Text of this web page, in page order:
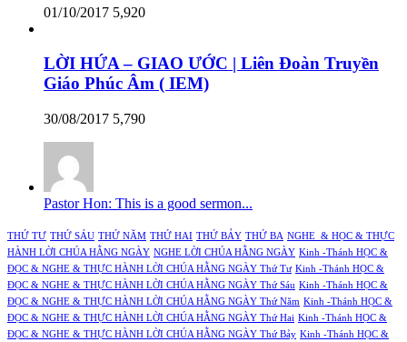
01/10/2017 5,920
LỜI HỨA – GIAO ƯỚC | Liên Đoàn Truyền
Giáo Phúc Âm ( IEM)
30/08/2017 5,790
Pastor Hon: This is a good sermon...
THỨ TƯ THỨ SÁU THỨ NĂM THỨ HAI THỨ BẢY THỨ BA NGHE & HỌC & THỰC
HÀNH LỜI CHÚA HẰNG NGÀY NGHE LỜI CHÚA HẰNG NGÀY Kinh -Thánh HỌC &
ĐỌC & NGHE & THỰC HÀNH LỜI CHÚA HẰNG NGÀY Thứ Tư Kinh -Thánh HỌC &
ĐỌC & NGHE & THỰC HÀNH LỜI CHÚA HẰNG NGÀY Thứ Sáu Kinh -Thánh HỌC &
ĐỌC & NGHE & THỰC HÀNH LỜI CHÚA HẰNG NGÀY Thứ Năm Kinh -Thánh HỌC &
ĐỌC & NGHE & THỰC HÀNH LỜI CHÚA HẰNG NGÀY Thứ Hai Kinh -Thánh HỌC &
ĐỌC & NGHE & THỰC HÀNH LỜI CHÚA HẰNG NGÀY Thứ Bảy Kinh -Thánh HỌC &